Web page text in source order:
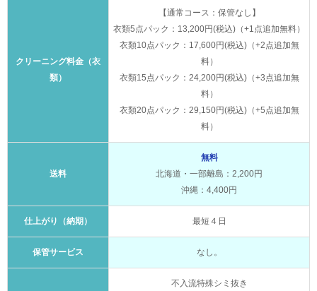
クリーニング料金（衣
類）
【通常コース：保管なし】
衣類5点パック：13,200円(税込)（+1点追加無料）
衣類10点パック：17,600円(税込)（+2点追加無
料）
衣類15点パック：24,200円(税込)（+3点追加無
料）
衣類20点パック：29,150円(税込)（+5点追加無
料）
送料
無料
北海道・一部離島：2,200円
沖縄：4,400円
仕上がり（納期） 最短４日
保管サービス なし。
不入流特殊シミ抜き